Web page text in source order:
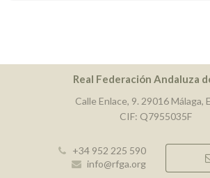
Real Federación Andaluza
Calle Enlace, 9. 29016 Málaga,
CIF: Q7955035F
+34 952 225 590
info@rfga.org